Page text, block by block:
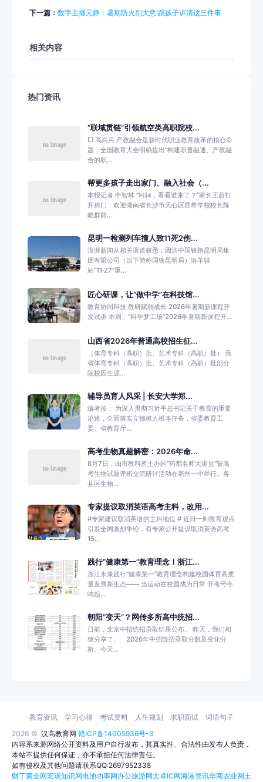
下一篇： 数字主播元静：暑期防火别大意 跟孩子讲清这三件事
相关内容
热门资讯
“联域贯链”引领航空类高职院校...
□ 高尚兵 产教融合是新时代职业教育改革的核心命
题，全国教育大会明确提出“构建职普融通、产教融
合的职...
帮更多孩子走出家门、融入社会（...
本报记者 申智林 “轲轲，看看谁来了？”家长王蔚打
开房门，欢迎湖南省长沙市天心区辰希学校校长陈
晓群前...
昆明一检测列车撞人致11死2伤...
澎湃新闻从相关渠道获悉，因涉中国铁路昆明局集
团有限公司（以下简称国铁昆明局）洛羊镇
站“11·27”重...
匠心研课，让“做中学”在科技馆...
教育协同科技 教研赋能成长 2026年暑期新课程开
发试讲 本周，“科学梦工场”2026年暑期新课程开...
山西省2026年普通高校招生征...
（体育专科（高职）批、艺术专科（高职）批） 我
省体育专科（高职）批、艺术专科（高职）批部分
院校因生源...
辅导员育人风采 | 长安大学郑...
编者按： 为深入贯彻习近平总书记关于教育的重要
论述，全面落实立德树人根本任务，省委教育工
委、省教育厅...
高考生物真题解密：2026年命...
8月7日，由市教科所主办的“药都名师大讲堂”暨高
考生物试题评析交流研讨活动在亳州一中举行。各
县区生物...
专家提议取消英语高考主科，改用...
#专家建议取消英语的主科地位 # 近日一则教育观点
引发全网激烈争论，有专家公开提议取消英语高考
15...
践行“健康第一”教育理念！浙江...
浙江永康践行“健康第一”教育理念构建校园体育高质
量发展新生态—— 当运动在校园成为日常 开考号令
响起...
朝阳“变天”？网传多所高中统招...
日前，北京中招统招录取结果公布。 昨天，我们相
继分享了、、2026年中招统招录取分数及变化分
析。今天...
2026 © 汉高教育网 赣ICP备14005936号-3
内容系来源网络公开资料及用户自行发布，其真实性、合法性由发布人负责，
本站不提供任何保证，亦不承担任何法律责任。
如有侵权及其他问题请联系QQ:2697952338
财丁黄金网宏观知识网电池功率网办公旅游网太卓IC网海港资讯华商农业网土
教育资讯 学习心得 考试资料 人生规划 求职面试 词语句子